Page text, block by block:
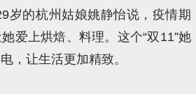
岁的杭州姑娘姚静怡说，疫情期
爱上烘焙、料理。这个“双11”她
，让生活更加精致。